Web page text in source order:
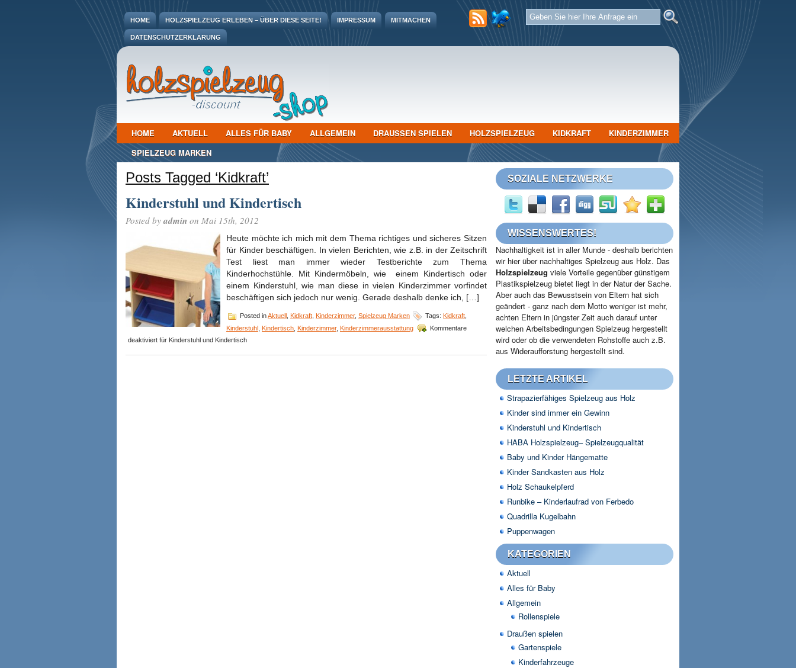
HOME HOLZSPIELZEUG ERLEBEN – ÜBER DIESE SEITE! IMPRESSUM MITMACHEN
DATENSCHUTZERKLÄRUNG
HOME AKTUELL ALLES FÜR BABY ALLGEMEIN DRAUSSEN SPIELEN HOLZSPIELZEUG KIDKRAFT
KINDERZIMMER
SPIELZEUG MARKEN
Posts Tagged ‘Kidkraft’
Kinderstuhl und Kindertisch
Posted by admin on Mai 15th, 2012
Heute möchte ich mich mit dem Thema richtiges und sicheres Sitzen
für Kinder beschäftigen. In vielen Berichten, wie z.B. in der Zeitschrift
Test liest man immer wieder Testberichte zum Thema
Kinderhochstühle. Mit Kindermöbeln, wie einem Kindertisch oder
einem Kinderstuhl, wie man diese in vielen Kinderzimmer vorfindet
beschäftigen sich jedoch nur wenig. Gerade deshalb denke ich, […]
Posted inAktuell Kidkraft Kinderzimmer, Spielzeug Marken Tags: Kidkraft
Kinderstuhl Kindertisch Kinderzimmer, Kinderzimmerausstattung
Kommentare
deaktiviert für Kinderstuhl und Kindertisch
SOZIALE NETZWERKE
WISSENSWERTES!
Nachhaltigkeit ist in aller Munde - deshalb berichten
wir hier über nachhaltiges Spielzeug aus Holz. Das
Holzspielzeug viele Vorteile gegenüber günstigem
Plastikspielzeug bietet liegt in der Natur der Sache.
Aber auch das Bewusstsein von Eltern hat sich
geändert - ganz nach dem Motto weniger ist mehr,
achten Eltern in jüngster Zeit auch darauf unter
welchen Arbeitsbedingungen Spielzeug hergestellt
wird oder ob die verwendeten Rohstoffe auch z.B.
aus Wideraufforstung hergestellt sind.
LETZTE ARTIKEL
Strapazierfähiges Spielzeug aus Holz
Kinder sind immer ein Gewinn
Kinderstuhl und Kindertisch
HABA Holzspielzeug– Spielzeugqualität
Baby und Kinder Hängematte
Kinder Sandkasten aus Holz
Holz Schaukelpferd
Runbike – Kinderlaufrad von Ferbedo
Quadrilla Kugelbahn
Puppenwagen
KATEGORIEN
Aktuell
Alles für Baby
Allgemein
Rollenspiele
Draußen spielen
Gartenspiele
Kinderfahrzeuge